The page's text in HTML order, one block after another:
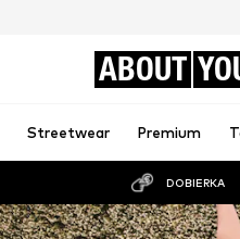
ABOUT
Streetwear Premium
DOBIERKA